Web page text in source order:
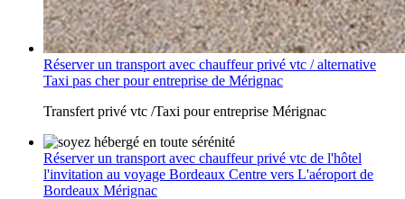
Réserver un transport avec chauffeur privé vtc / alternative
Taxi pas cher pour entreprise de Mérignac
Transfert privé vtc /Taxi pour entreprise Mérignac
Réserver un transport avec chauffeur privé vtc de l'hôtel
l'invitation au voyage Bordeaux Centre vers L'aéroport de
Bordeaux Mérignac